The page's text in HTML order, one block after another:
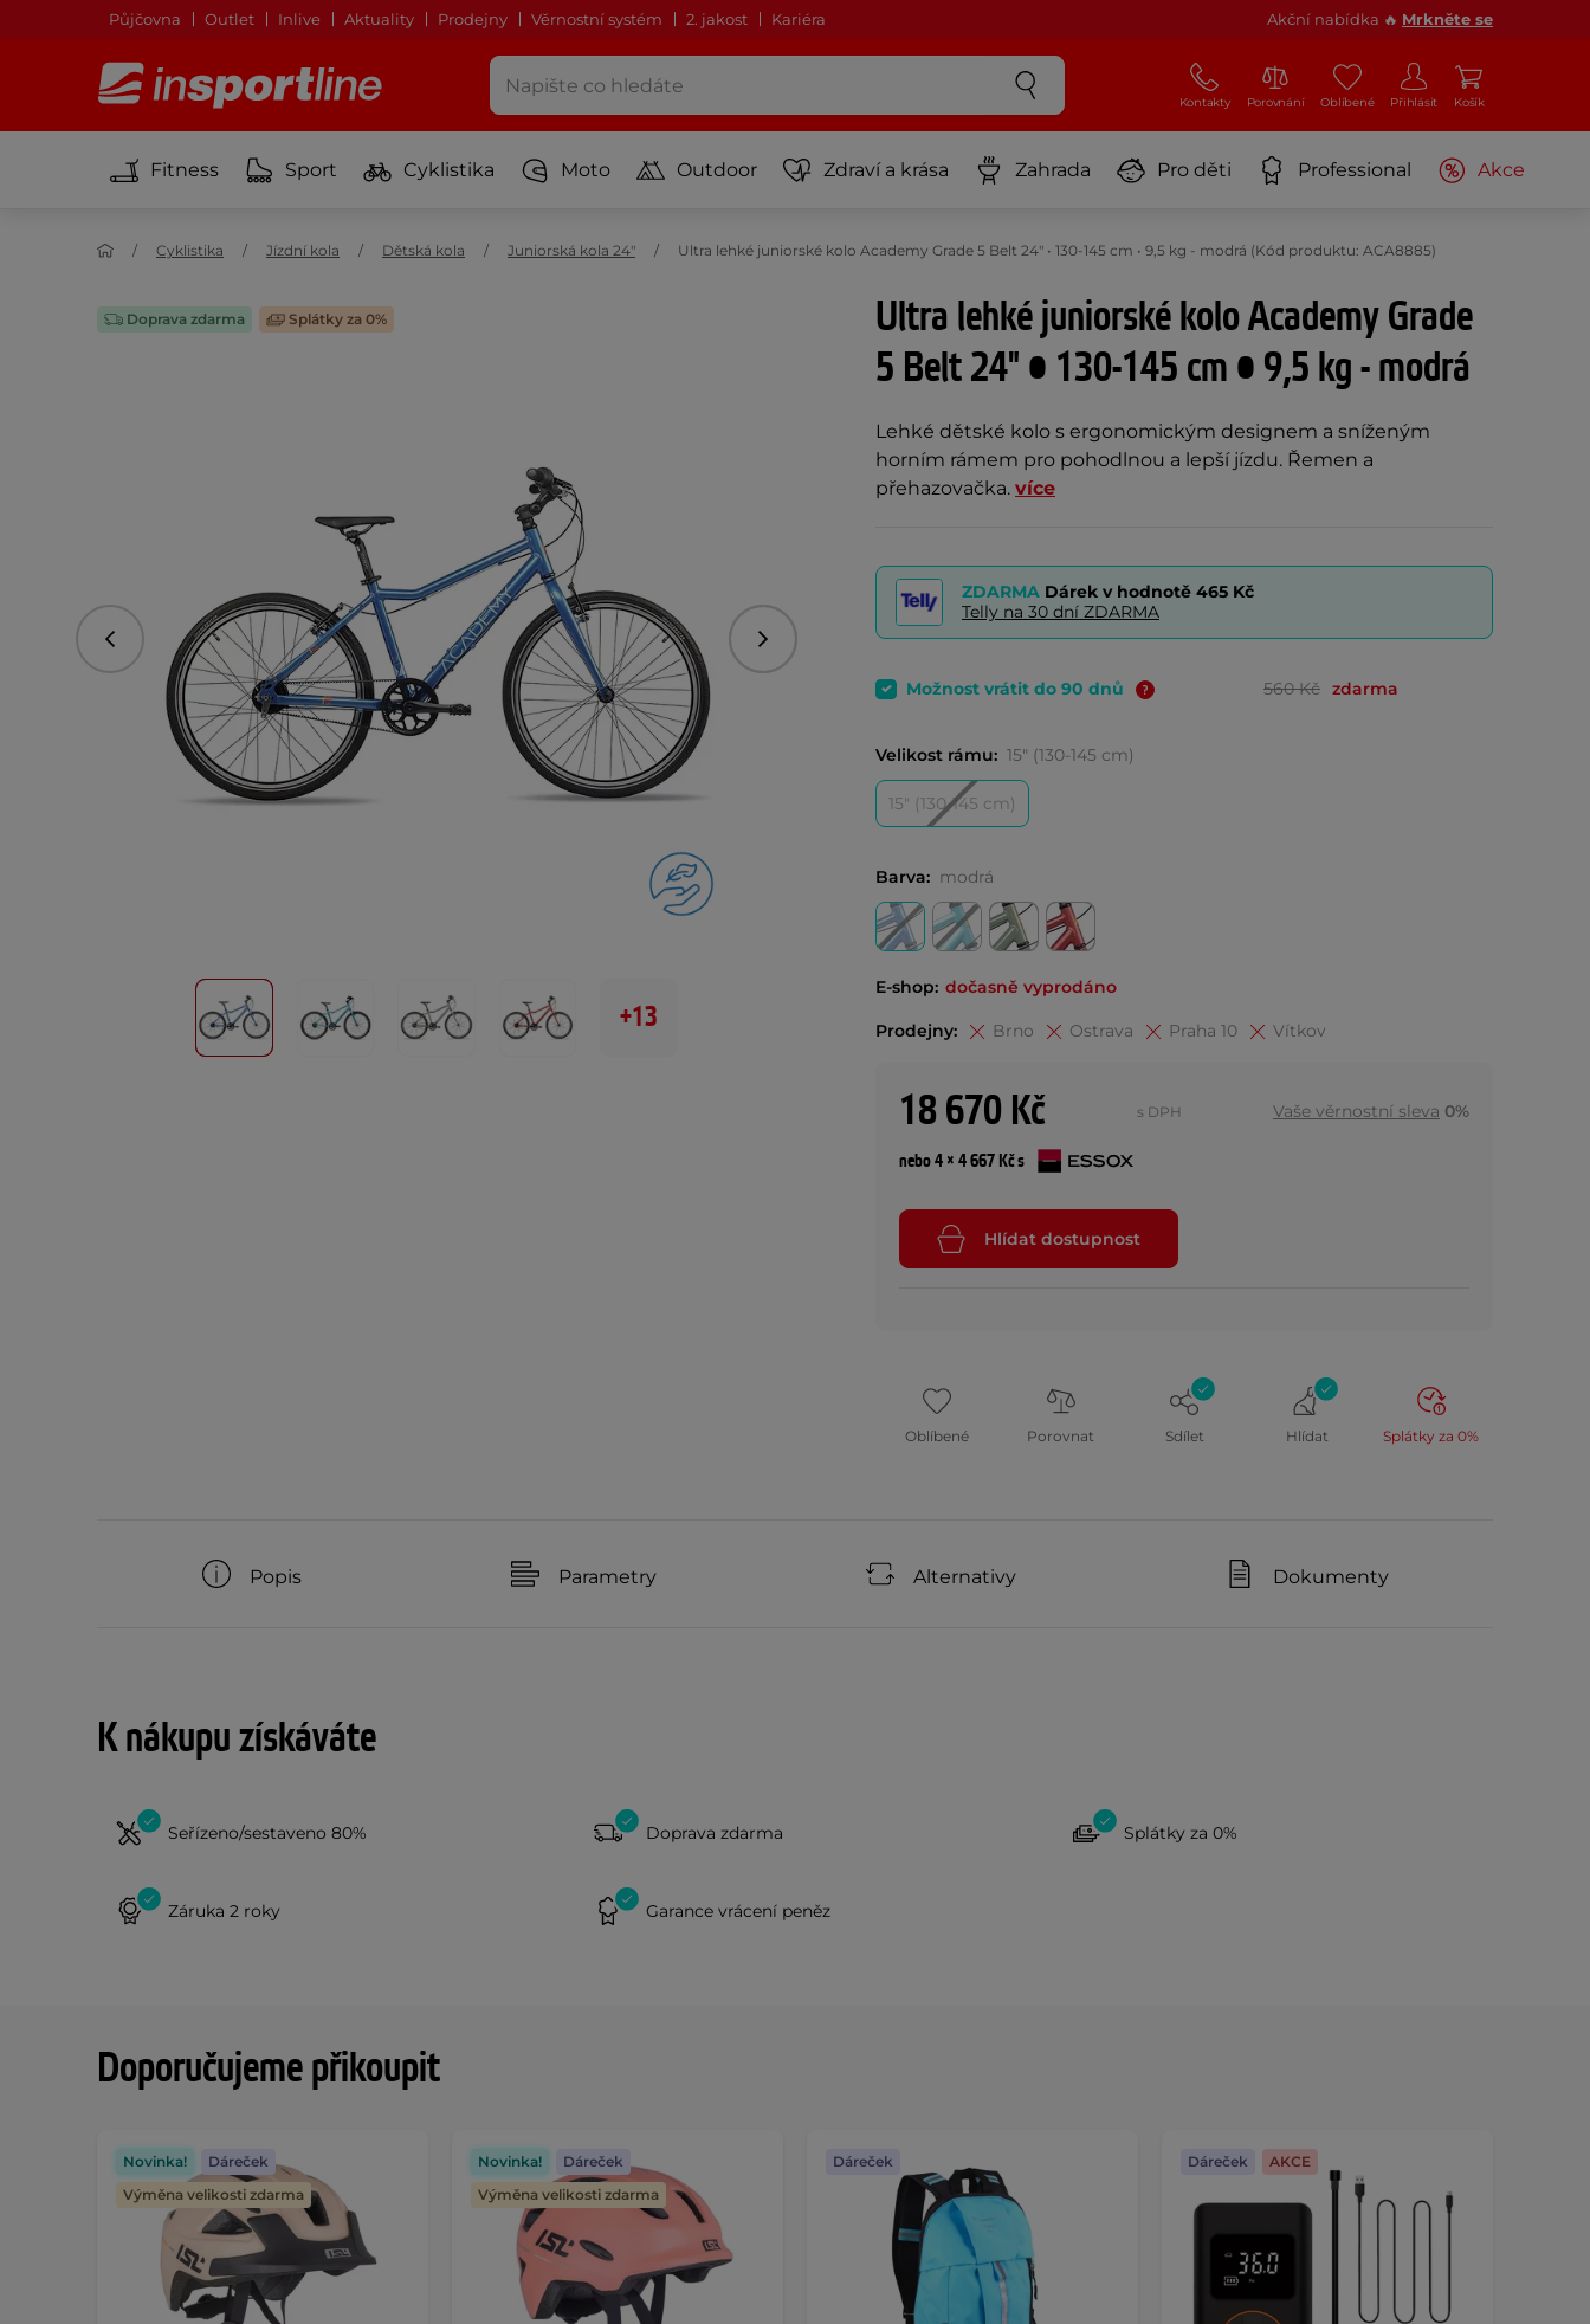
Půjčovna Outlet Inlive Aktuality Prodejny Věrnostní systém 2. jakost Kariéra Akční nabídka 🔥 Mrkněte se
Kontakty Porovnání Oblíbené Přihlásit Košík
Fitness Sport Cyklistika Moto Outdoor Zdraví a krása Zahrada Pro děti Professional Akce
Cyklistika Jízdní kola Dětská kola Juniorská kola 24" Ultra lehké juniorské kolo Academy Grade 5 Belt 24" • 130-145 cm • 9,5 kg - modrá (Kód produktu: ACA8885)
Ultra lehké juniorské kolo Academy Grade
5 Belt 24" • 130-145 cm • 9,5 kg - modrá
Lehké dětské kolo s ergonomickým designem a sníženým
horním rámem pro pohodlnou a lepší jízdu. Řemen a
přehazovačka. více
Doprava zdarma Splátky za 0%
Předchozí Následující
+13
ZDARMA Dárek v hodnotě 465 Kč
Telly na 30 dní ZDARMA
Možnost vrátit do 90 dnů 560 Kč zdarma
Velikost rámu: 15" (130-145 cm)
15" (130-145 cm)
Barva: modrá
E-shop: dočasně vyprodáno
Prodejny: Brno Ostrava Praha 10 Vítkov
18 670 Kč s DPH Vaše věrnostní sleva 0%
nebo 4 × 4 667 Kč s
Hlídat dostupnost
Oblíbené Porovnat Sdílet Hlídat Splátky za 0%
Popis Parametry Alternativy Dokumenty
K nákupu získáváte
Seřízeno/sestaveno 80% Doprava zdarma Splátky za 0%
Záruka 2 roky Garance vrácení peněz
Doporučujeme přikoupit
Novinka!
Dáreček
Výměna velikosti zdarma
Novinka!
Dáreček
Výměna velikosti zdarma
Dáreček Dáreček AKCE